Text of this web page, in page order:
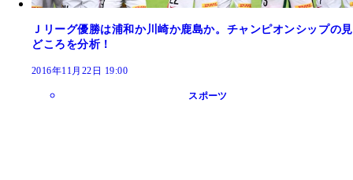
Ｊリーグ優勝は浦和か川崎か鹿島か。チャンピオンシップの見
どころを分析！
2016年11月22日 19:00
スポーツ